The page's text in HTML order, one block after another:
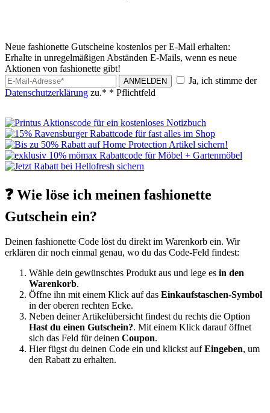
Neue fashionette Gutscheine kostenlos per E-Mail erhalten:
Erhalte in unregelmäßigen Abständen E-Mails, wenn es neue
Aktionen von fashionette gibt!
ANMELDEN
Ja, ich stimme der
Datenschutzerklärung zu.* * Pflichtfeld
❓ Wie löse ich meinen fashionette
Gutschein ein?
Deinen fashionette Code löst du direkt im Warenkorb ein. Wir
erklären dir noch einmal genau, wo du das Code-Feld findest:
Wähle dein gewünschtes Produkt aus und lege es in den
Warenkorb.
Öffne ihn mit einem Klick auf das Einkaufstaschen-Symbol
in der oberen rechten Ecke.
Neben deiner Artikelübersicht findest du rechts die Option
Hast du einen Gutschein?. Mit einem Klick darauf öffnet
sich das Feld für deinen Coupon.
Hier fügst du deinen Code ein und klickst aufEingeben, um
den Rabatt zu erhalten.